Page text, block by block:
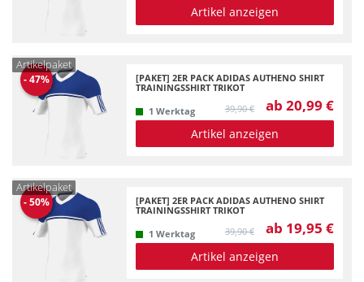
Artikel anzeigen
-47%
Artikelpaket
[PAKET] 2ER PACK ADIDAS AUTHENO SHIRT
TRAININGSSHIRT TRIKOT
1 Werktag 39,90 € ab 20,99 €
Artikel anzeigen
-50%
Artikelpaket
[PAKET] 2ER PACK ADIDAS AUTHENO SHIRT
TRAININGSSHIRT TRIKOT
1 Werktag 39,90 € ab 19,95 €
Artikel anzeigen